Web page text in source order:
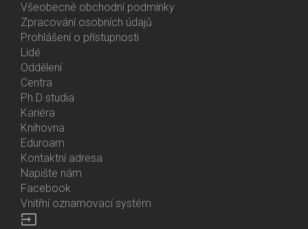
Všeobecné obchodní podmínky
Zpracování osobních údajů
Prohlášení o přístupnosti
Bottom
Menu
Contacts
Lidé
Oddělení
Centra
Ph.D studia
Kariéra
Knihovna
Eduroam
Kontaktní adresa
Napište nám
Facebook
Vnitřní oznamovací systém
input